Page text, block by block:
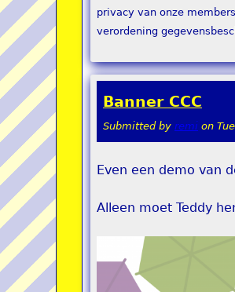
privacy van onze
verordening
Banner CCC
Submitted by remi on
Even een demo van
Alleen moet Teddy